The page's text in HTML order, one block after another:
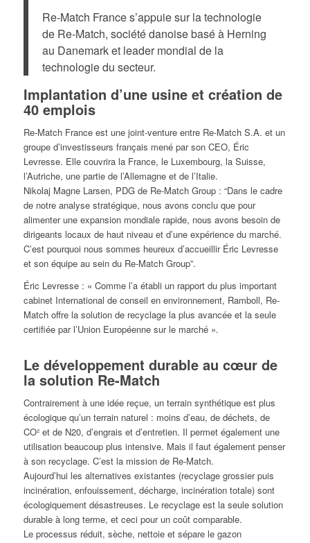
Re-Match France s’appuie sur la technologie
de Re-Match, société danoise basé à Herning
au Danemark et leader mondial de la
technologie du secteur.
Implantation d’une usine et création de
40 emplois
Re-Match France est une joint-venture entre Re-Match S.A. et un
groupe d’investisseurs français mené par son CEO, Éric
Levresse. Elle couvrira la France, le Luxembourg, la Suisse,
l’Autriche, une partie de l’Allemagne et de l’Italie.
Nikolaj Magne Larsen, PDG de Re-Match Group : “Dans le cadre
de notre analyse stratégique, nous avons conclu que pour
alimenter une expansion mondiale rapide, nous avons besoin de
dirigeants locaux de haut niveau et d’une expérience du marché.
C’est pourquoi nous sommes heureux d’accueillir Éric Levresse
et son équipe au sein du Re-Match Group”.
Éric Levresse : « Comme l’a établi un rapport du plus important
cabinet International de conseil en environnement, Ramboll, Re-
Match offre la solution de recyclage la plus avancée et la seule
certifiée par l’Union Européenne sur le marché ».
Le développement durable au cœur de
la solution Re-Match
Contrairement à une idée reçue, un terrain synthétique est plus
écologique qu’un terrain naturel : moins d’eau, de déchets, de
CO² et de N20, d’engrais et d’entretien. Il permet également une
utilisation beaucoup plus intensive. Mais il faut également penser
à son recyclage. C’est la mission de Re-Match.
Aujourd’hui les alternatives existantes (recyclage grossier puis
incinération, enfouissement, décharge, incinération totale) sont
écologiquement désastreuses. Le recyclage est la seule solution
durable à long terme, et ceci pour un coût comparable.
Le processus réduit, sèche, nettoie et sépare le gazon